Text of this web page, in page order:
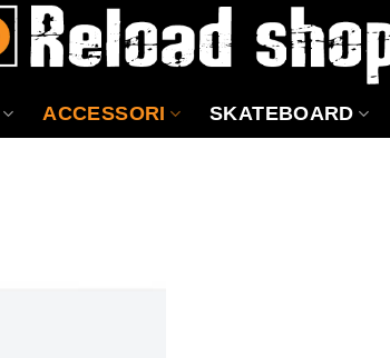
ACCESSORI SKATEBOARD